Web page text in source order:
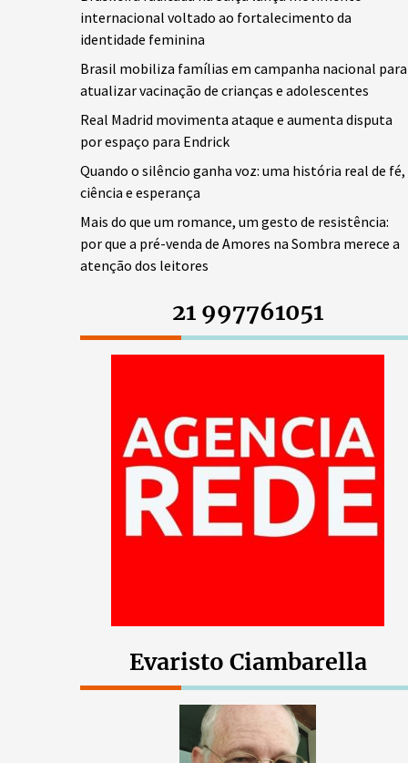
internacional voltado ao fortalecimento da
identidade feminina
Brasil mobiliza famílias em campanha nacional para
atualizar vacinação de crianças e adolescentes
Real Madrid movimenta ataque e aumenta disputa
por espaço para Endrick
Quando o silêncio ganha voz: uma história real de fé,
ciência e esperança
Mais do que um romance, um gesto de resistência:
por que a pré-venda de Amores na Sombra merece a
atenção dos leitores
21 997761051
Evaristo Ciambarella